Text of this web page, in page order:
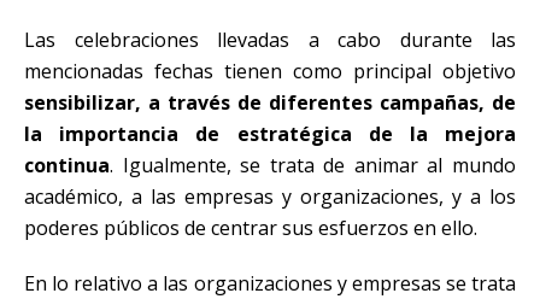
Las celebraciones llevadas a cabo durante las
mencionadas fechas tienen como principal objetivo
sensibilizar, a través de diferentes campañas, de
la importancia de estratégica de la mejora
continua. Igualmente, se trata de animar al mundo
académico, a las empresas y organizaciones, y a los
poderes públicos de centrar sus esfuerzos en ello.
En lo relativo a las organizaciones y empresas se trata